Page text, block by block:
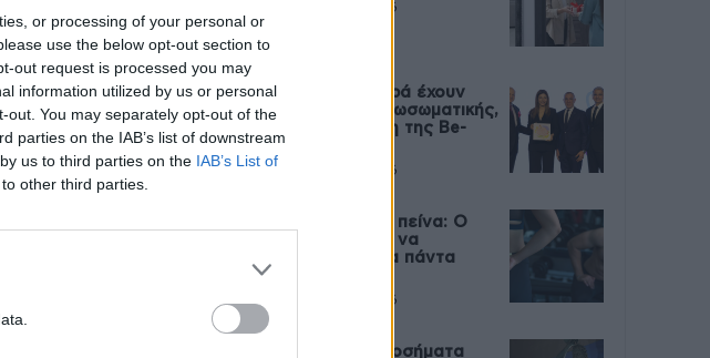
or processing of your personal or
use the below opt-out section to
out request is processed you may
information utilized by us or personal
You may separately opt-out of the
parties on the IAB’s list of downstream
us to third parties on the IAB’s List of
other third parties.
και
27 Φεβρουαρίου 2026
Πάνω από 100 μωρά έχουν
γεννηθεί μέσω εξωσωματικής,
με την υποστήριξη της Be-
Live
27 Φεβρουαρίου 2026
Μεταπροπονητική πείνα: Ο
λόγος που θέλεις να
καταβροχθίσεις τα πάντα
μετά την άσκηση
27 Φεβρουαρίου 2026
Ωρίων – Σπάνια νοσήματα